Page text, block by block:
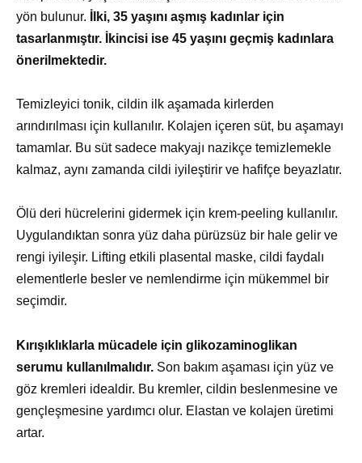
yön bulunur.
İlki, 35 yaşını aşmış kadınlar için
tasarlanmıştır. İkincisi ise 45 yaşını geçmiş kadınlara
önerilmektedir.
Temizleyici tonik, cildin ilk aşamada kirlerden
arındırılması için kullanılır. Kolajen içeren süt, bu aşamayı
tamamlar. Bu süt sadece makyajı nazikçe temizlemekle
kalmaz, aynı zamanda cildi iyileştirir ve hafifçe beyazlatır.
Ölü deri hücrelerini gidermek için krem-peeling kullanılır.
Uygulandıktan sonra yüz daha pürüzsüz bir hale gelir ve
rengi iyileşir. Lifting etkili plasental maske, cildi faydalı
elementlerle besler ve nemlendirme için mükemmel bir
seçimdir.
Kırışıklıklarla mücadele için glikozaminoglikan
serumu kullanılmalıdır. Son bakım aşaması için yüz ve
göz kremleri idealdir. Bu kremler, cildin beslenmesine ve
gençleşmesine yardımcı olur. Elastan ve kolajen üretimi
artar.